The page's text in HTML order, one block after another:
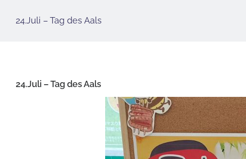
24.Juli – Tag des Aals
24.Juli – Tag des Aals